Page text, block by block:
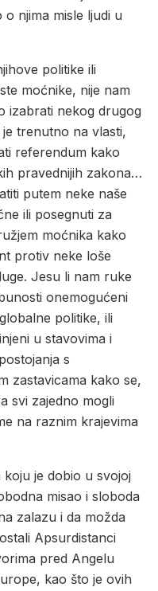
njima misle ljudi u
politike ili
moćnike, nije nam
izabrati nekog drugog
trenutno na vlasti,
referendum kako
pravednijih zakona…
putem neke naše
ili posegnuti za
moćnika kako
protiv neke loše
Jesu li nam ruke
onemogućeni
politike, ili
u stavovima i
s
zastavicama kako se,
svi zajedno mogli
na raznim krajevima
je dobio u svojoj
misao i sloboda
zalazu i da možda
Apsurdistanci
pred Angelu
kao što je ovih